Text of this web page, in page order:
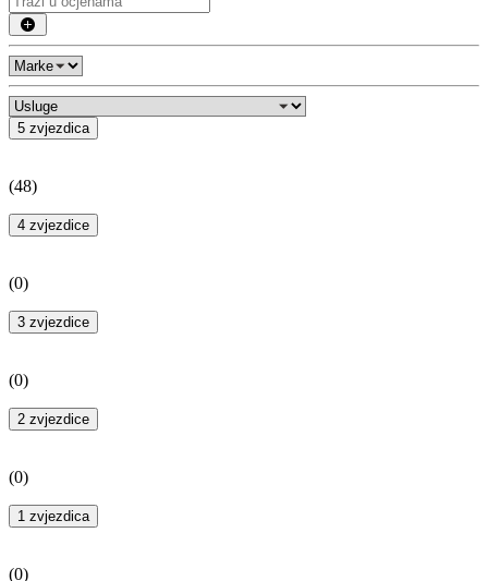
5 zvjezdica
(48)
4 zvjezdice
(0)
3 zvjezdice
(0)
2 zvjezdice
(0)
1 zvjezdica
(0)